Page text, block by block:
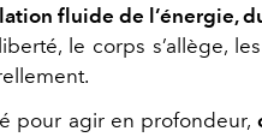
fluide de l’énergie,
le corps s’allège,
pour agir en profondeur,